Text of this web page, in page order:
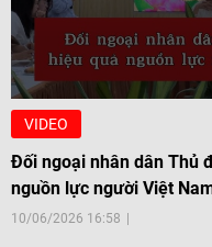
VIDEO
Đối ngoại nhân dân Thủ
nguồn lực người Việt
10/06/2026 16:58